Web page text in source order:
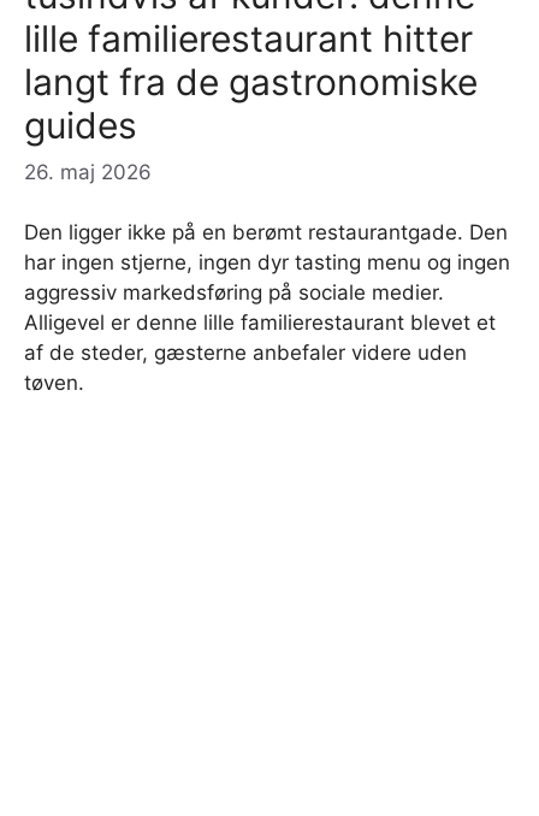
lille familierestaurant hitter
langt fra de gastronomiske
guides
26. maj 2026
Den ligger ikke på en berømt restaurantgade. Den
har ingen stjerne, ingen dyr tasting menu og ingen
aggressiv markedsføring på sociale medier.
Alligevel er denne lille familierestaurant blevet et
af de steder, gæsterne anbefaler videre uden
tøven.